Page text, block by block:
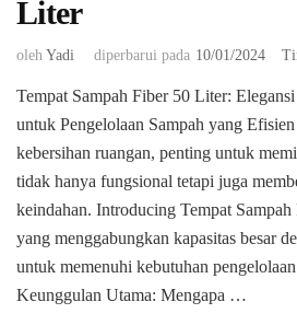
Liter
oleh Yadi diperbarui pada 10/01/2024
Tempat Sampah Fiber 50 Liter:
untuk Pengelolaan Sampah yang
kebersihan ruangan, penting untuk
tidak hanya fungsional tetapi juga
keindahan. Introducing Tempat
yang menggabungkan kapasitas besar
untuk memenuhi kebutuhan
Keunggulan Utama: Mengapa …